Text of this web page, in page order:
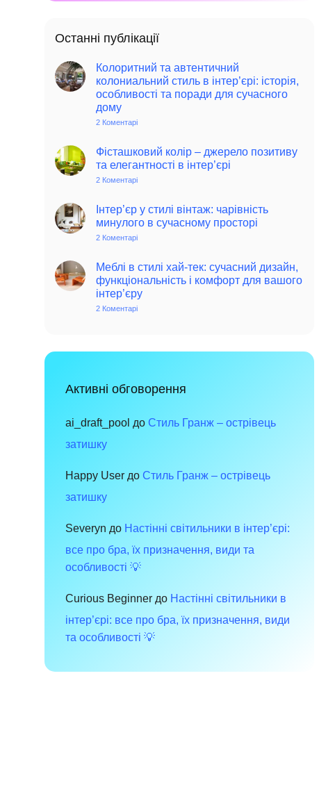
Останні публікації
Колоритний та автентичний
колониальний стиль в інтер’єрі: історія,
особливості та поради для сучасного
дому
2 Коментарі
автентичний
колониальний
стиль
особливості
та
поради
Фісташковий колір – джерело позитиву
та елегантності в інтер’єрі
2 Коментарі
–
джерело
позитиву
інтер’єрі
Інтер’єр у стилі вінтаж: чарівність
минулого в сучасному просторі
2 Коментарі
стилі
вінтаж:
чарівність
минулого
в
Меблі в стилі хай-тек: сучасний дизайн,
функціональність і комфорт для вашого
інтер’єру
2 Коментарі
тек:
комфорт
вашого
інтер’єру
Активні обговорення
ai_draft_pool до Стиль Гранж – острівець
затишку
Happy User до Стиль Гранж – острівець
затишку
Severyn до Настінні світильники в інтер’єрі:
все про бра, їх призначення, види та
особливості 💡
Curious Beginner до Настінні світильники в
інтер’єрі: все про бра, їх призначення, види
та особливості 💡